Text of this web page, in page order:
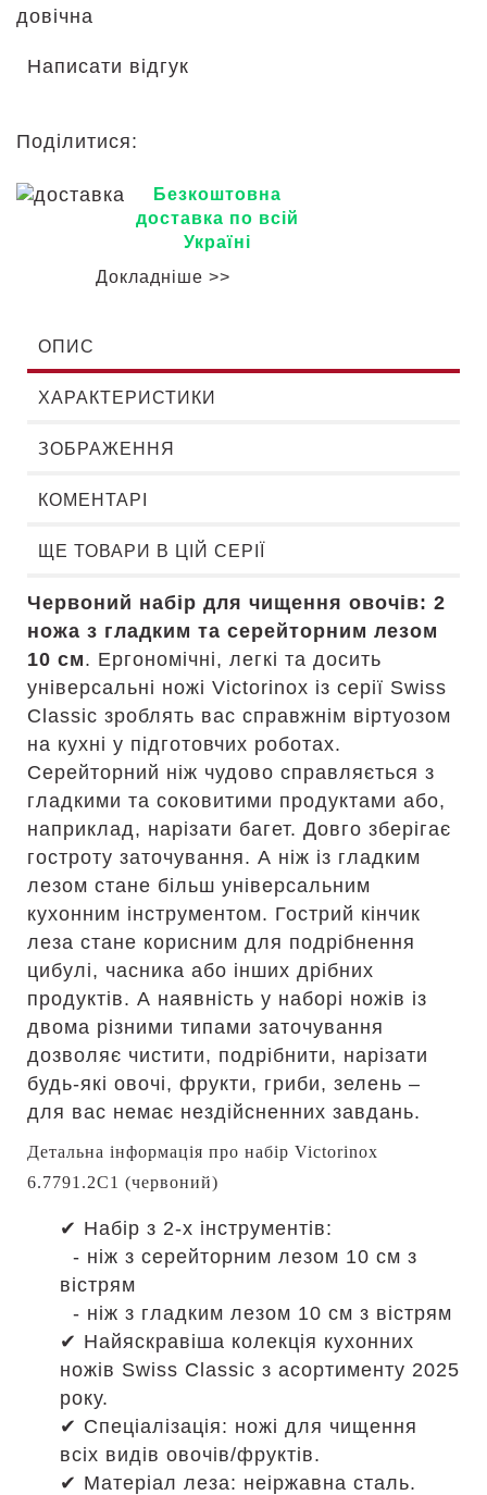
довічна
Написати відгук
Поділитися:
Безкоштовна
доставка по всій
Україні
Докладніше >>
ОПИС
ХАРАКТЕРИСТИКИ
ЗОБРАЖЕННЯ
КОМЕНТАРІ
ЩЕ ТОВАРИ В ЦІЙ СЕРІЇ
Червоний набір для чищення овочів: 2
ножа з гладким та серейторним лезом
10 см. Ергономічні, легкі та досить
універсальні ножі Victorinox із серії Swiss
Classic зроблять вас справжнім віртуозом
на кухні у підготовчих роботах.
Серейторний ніж чудово справляється з
гладкими та соковитими продуктами або,
наприклад, нарізати багет. Довго зберігає
гостроту заточування. А ніж із гладким
лезом стане більш універсальним
кухонним інструментом. Гострий кінчик
леза стане корисним для подрібнення
цибулі, часника або інших дрібних
продуктів. А наявність у наборі ножів із
двома різними типами заточування
дозволяє чистити, подрібнити, нарізати
будь-які овочі, фрукти, гриби, зелень –
для вас немає нездійсненних завдань.
Детальна інформація про набір Victorinox
6.7791.2C1 (червоний)
✔ Набір з 2-х інструментів:
- ніж з серейторним лезом 10 см з
вістрям
- ніж з гладким лезом 10 см з вістрям
✔ Найяскравіша колекція кухонних
ножів Swiss Classic з асортименту 2025
року.
✔ Спеціалізація: ножі для чищення
всіх видів овочів/фруктів.
✔ Матеріал леза: неіржавна сталь.